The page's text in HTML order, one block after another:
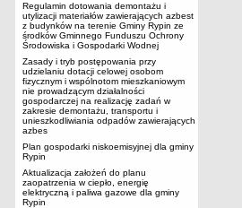
Regulamin dotowania demontażu i
utylizacji materiałów zawierających azbest
z budynków na terenie Gminy Rypin ze
środków Gminnego Funduszu Ochrony
Środowiska i Gospodarki Wodnej
Zasady i tryb postępowania przy
udzielaniu dotacji celowej osobom
fizycznym i wspólnotom mieszkaniowym
nie prowadzącym działalności
gospodarczej na realizację zadań w
zakresie demontażu, transportu i
unieszkodliwiania odpadów zawierających
azbes
Plan gospodarki niskoemisyjnej dla gminy
Rypin
Aktualizacja założeń do planu
zaopatrzenia w ciepło, energię
elektryczną i paliwa gazowe dla gminy
Rypin